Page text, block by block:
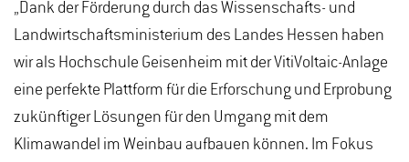
„Dank der Förderung durch das Wissenschafts- und
Landwirtschaftsministerium des Landes Hessen haben
wir als Hochschule Geisenheim mit der VitiVoltaic-Anlage
eine perfekte Plattform für die Erforschung und Erprobung
zukünftiger Lösungen für den Umgang mit dem
Klimawandel im Weinbau aufbauen können. Im Fokus